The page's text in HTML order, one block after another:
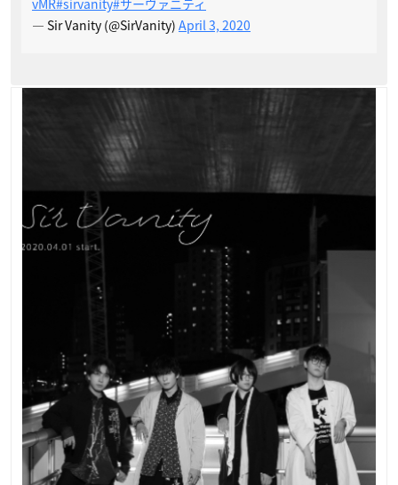
— Sir Vanity (@SirVanity) April 3, 2020